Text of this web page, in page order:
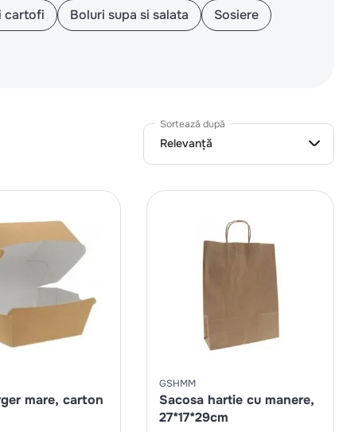
cartofi Boluri supa si salata
Sosiere
Sortează după
Relevanță
mare, carton
GSHMM
Sacosa hartie cu manere,
27*17*29cm